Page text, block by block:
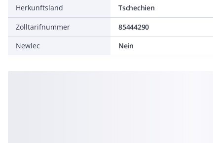
Herkunftsland
Tschechien
Zolltarifnummer
85444290
Newlec
Nein